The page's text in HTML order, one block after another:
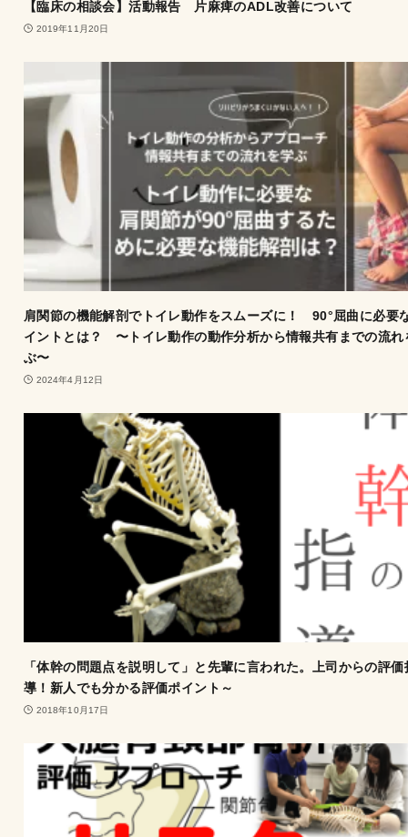
【臨床の相談会】活動報告 片麻痺のADL改善について
2019年11月20日
肩関節の機能解剖でトイレ動作をスムーズに！ 90°屈曲に必要
イントとは？ 〜トイレ動作の動作分析から情報共有までの流れ
ぶ〜
2024年4月12日
「体幹の問題点を説明して」と先輩に言われた。上司からの評価
導！新人でも分かる評価ポイント～
2018年10月17日